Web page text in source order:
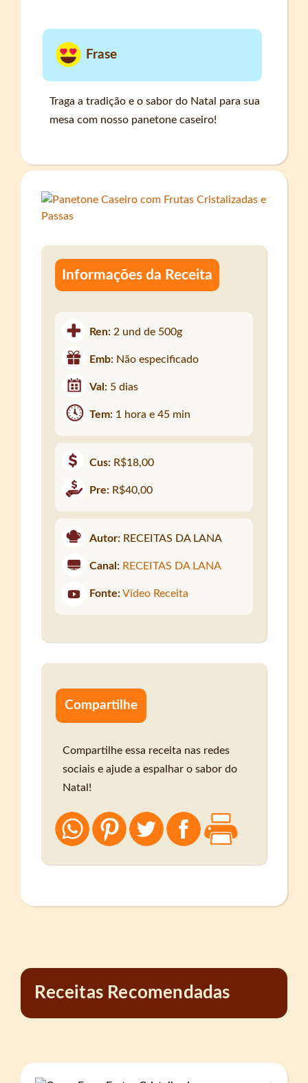
Frase
Traga a tradição e o sabor do Natal para sua
mesa com nosso panetone caseiro!
Informações da Receita
Ren:2 und de 500g
Emb: Não especificado
Val: 5 dias
Tem: 1 hora e 45 min
Cus: R$18,00
Pre: R$40,00
Autor: RECEITAS DA LANA
Canal: RECEITAS DA LANA
Fonte: Vídeo Receita
Compartilhe
Compartilhe essa receita nas redes
sociais e ajude a espalhar o sabor do
Natal!
Receitas Recomendadas